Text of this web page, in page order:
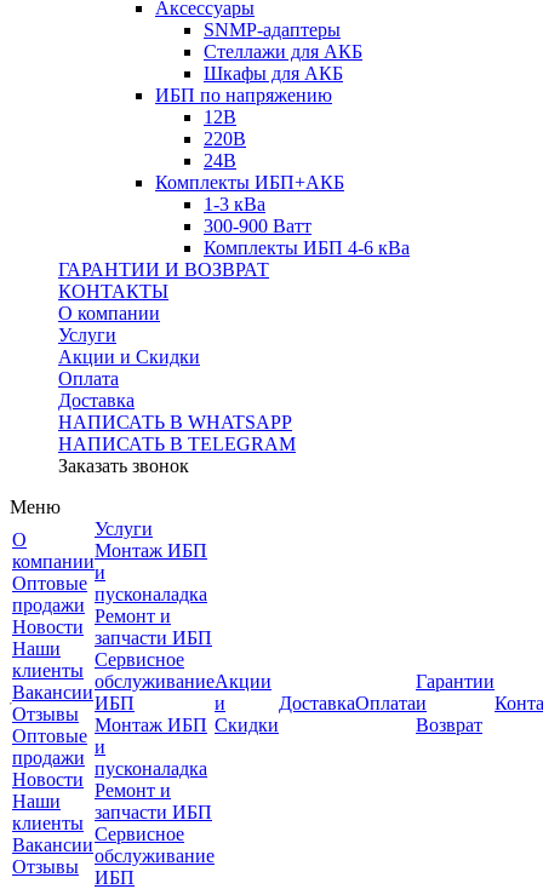
Аксессуары
SNMP-адаптеры
Стеллажи для АКБ
Шкафы для АКБ
ИБП по напряжению
12В
220В
24В
Комплекты ИБП+АКБ
1-3 кВа
300-900 Ватт
Комплекты ИБП 4-6 кВа
ГАРАНТИИ И ВОЗВРАТ
КОНТАКТЫ
О компании
Услуги
Акции и Скидки
Оплата
Доставка
НАПИСАТЬ В WHATSAPP
НАПИСАТЬ В TELEGRAM
Заказать звонок
Меню
О
компании
Оптовые
продажи
Новости
Наши
клиенты
Вакансии
Отзывы
Оптовые
продажи
Новости
Наши
клиенты
Вакансии
Отзывы
Услуги
Монтаж ИБП
и
пусконаладка
Ремонт и
запчасти ИБП
Сервисное
обслуживание
ИБП
Монтаж ИБП
и
пусконаладка
Ремонт и
запчасти ИБП
Сервисное
обслуживание
ИБП
Акции
и
Скидки
ДоставкаОплата
Гарантии
и
Возврат